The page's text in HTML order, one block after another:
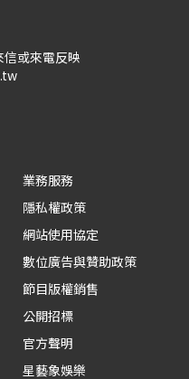
或來電反映
業務服務
隱私權政策
網站使用協定
數位廣告與贊助政策
節目版權銷售
公開招標
官方聲明
星藝象娛樂